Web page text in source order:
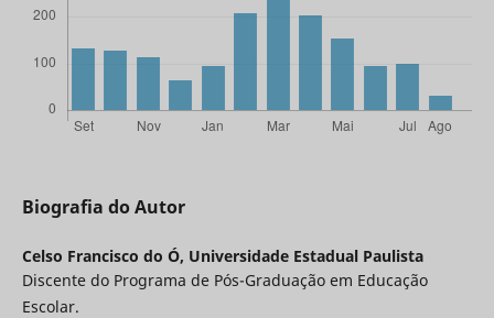
Biografia do Autor
Celso Francisco do Ó, Universidade Estadual Paulista
Discente do Programa de Pós-Graduação em Educação
Escolar.